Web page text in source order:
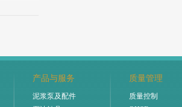
产品与服务
泥浆泵及配件
质量管理
质量控制